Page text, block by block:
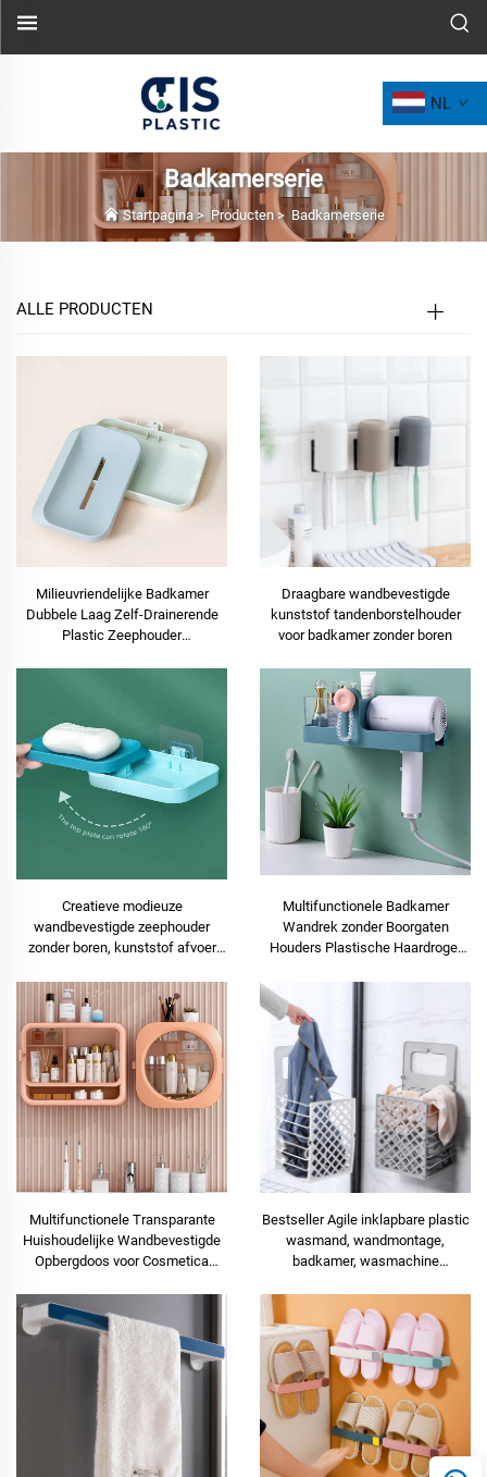
NL
Badkamerserie
Startpagina> Producten> Badkamerserie
ALLE PRODUCTEN
Milieuvriendelijke Badkamer
Dubbele Laag Zelf-Drainerende
Plastic Zeephouder
Draagbare wandbevestigde
kunststof tandenborstelhouder
voor badkamer zonder boren
Creatieve modieuze
wandbevestigde zeephouder
zonder boren, kunststof afvoer
Multifunctionele Badkamer
Wandrek zonder Boorgaten
Houders Plastische Haardroger
Multifunctionele Transparante
Huishoudelijke Wandbevestigde
Opbergdoos voor Cosmetica
Bestseller Agile inklapbare plastic
wasmand, wandmontage,
badkamer, wasmachine